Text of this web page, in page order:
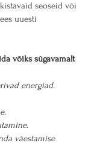
seoseid või
uuesti
võiks sügavamalt
energiad.
väestamise